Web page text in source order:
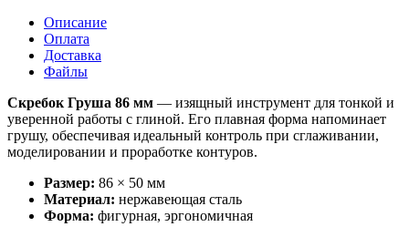
Описание
Оплата
Доставка
Файлы
Скребок Груша 86 мм — изящный инструмент для тонкой и
уверенной работы с глиной. Его плавная форма напоминает
грушу, обеспечивая идеальный контроль при сглаживании,
моделировании и проработке контуров.
Размер: 86 × 50 мм
Материал: нержавеющая сталь
Форма: фигурная, эргономичная